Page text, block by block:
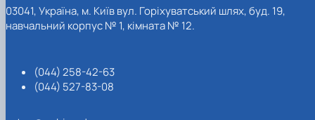
03041, Україна, м. Київ вул. Горіхуватський шлях, буд. 19,
навчальний корпус № 1, кімната № 12.
(044) 258-42-63
(044) 527-83-08